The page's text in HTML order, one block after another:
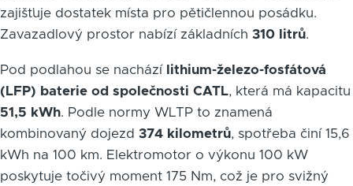
zajišťuje dostatek místa pro pětičlennou posádku.
Zavazadlový prostor nabízí základních 310 litrů.
Pod podlahou se nachází lithium-železo-fosfátová
(LFP) baterie od společnosti CATL, která má kapacitu
51,5 kWh. Podle normy WLTP to znamená
kombinovaný dojezd 374 kilometrů, spotřeba činí 15,6
kWh na 100 km. Elektromotor o výkonu 100 kW
poskytuje točivý moment 175 Nm, což je pro svižný